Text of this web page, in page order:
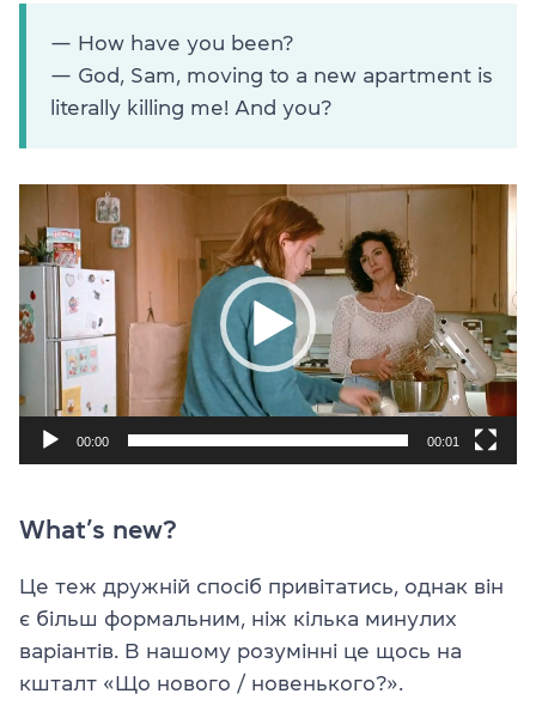
— How have you been?
— God, Sam, moving to a new apartment is
literally killing me! And you?
Відеопрогравач
00:00 00:01
What’s new?
Це теж дружній спосіб привітатись, однак він
є більш формальним, ніж кілька минулих
варіантів. В нашому розумінні це щось на
кшталт «Що нового / новенького?».